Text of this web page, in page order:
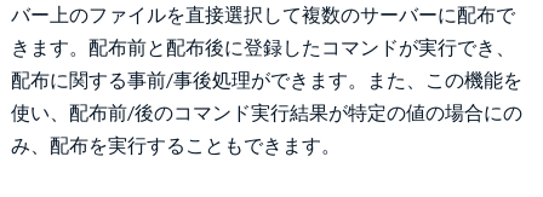
バー上のファイルを直接選択して複数のサーバーに配布で
きます。配布前と配布後に登録したコマンドが実行でき、
配布に関する事前/事後処理ができます。また、この機能を
使い、配布前/後のコマンド実行結果が特定の値の場合にの
み、配布を実行することもできます。